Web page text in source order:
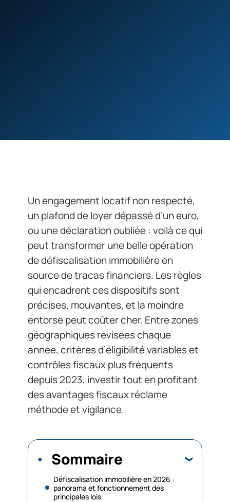
Un engagement locatif non respecté,
un plafond de loyer dépassé d’un euro,
ou une déclaration oubliée : voilà ce qui
peut transformer une belle opération
de défiscalisation immobilière en
source de tracas financiers. Les règles
qui encadrent ces dispositifs sont
précises, mouvantes, et la moindre
entorse peut coûter cher. Entre zones
géographiques révisées chaque
année, critères d’éligibilité variables et
contrôles fiscaux plus fréquents
depuis 2023, investir tout en profitant
des avantages fiscaux réclame
méthode et vigilance.
Sommaire
Défiscalisation immobilière en 2026 :
panorama et fonctionnement des
principales lois